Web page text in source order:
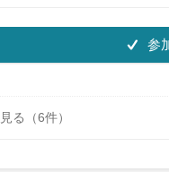
参
見る（6件）